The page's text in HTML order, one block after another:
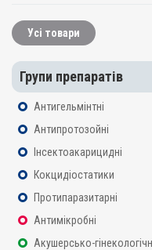
Усі товари
Групи препаратів
Антигельмінтні
Антипротозойні
Інсектоакарицидні
Кокцидіостатики
Протипаразитарні
Антимікробні
Акушерсько-